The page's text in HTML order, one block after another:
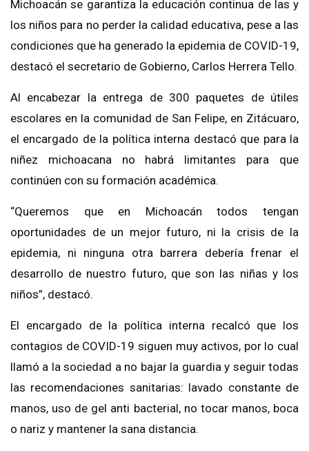
Michoacán se garantiza la educación continua de las y
los niños para no perder la calidad educativa, pese a las
condiciones que ha generado la epidemia de COVID-19,
destacó el secretario de Gobierno, Carlos Herrera Tello.
Al encabezar la entrega de 300 paquetes de útiles
escolares en la comunidad de San Felipe, en Zitácuaro,
el encargado de la política interna destacó que para la
niñez michoacana no habrá limitantes para que
continúen con su formación académica.
“Queremos que en Michoacán todos tengan
oportunidades de un mejor futuro, ni la crisis de la
epidemia, ni ninguna otra barrera debería frenar el
desarrollo de nuestro futuro, que son las niñas y los
niños”, destacó.
El encargado de la política interna recalcó que los
contagios de COVID-19 siguen muy activos, por lo cual
llamó a la sociedad a no bajar la guardia y seguir todas
las recomendaciones sanitarias: lavado constante de
manos, uso de gel anti bacterial, no tocar manos, boca
o nariz y mantener la sana distancia.